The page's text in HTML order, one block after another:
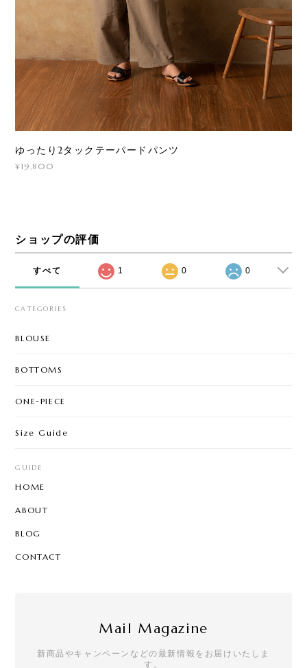
ゆったり2タックテーパードパンツ
¥19,800
ショップの評価
すべて 1 0 0
CATEGORIES
BLOUSE
BOTTOMS
ONE-PIECE
Size Guide
GUIDE
HOME
ABOUT
BLOG
CONTACT
Mail Magazine
新商品やキャンペーンなどの最新情報をお届けいたしま
す。